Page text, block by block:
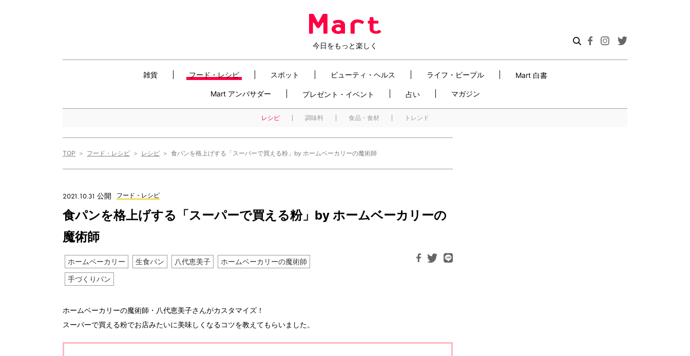
今日をもっと楽しく
雑貨 フード・レシピ スポット ビューティ・ヘルス ライフ・ピープル Mart 白書
Mart アンバサダー プレゼント・イベント 占い マガジン
レシピ 調味料 食品・食材 トレンド
TOP フード・レシピ レシピ 食パンを格上げする「スーパーで買える粉」by ホームベーカリーの魔術師
2021.10.31 公開 フード・レシピ
食パンを格上げする「スーパーで買える粉」by ホームベーカリーの
魔術師
ホームベーカリー 生食パン 八代恵美子
ホームベーカリーの魔術師
手づくりパン
ホームベーカリーの魔術師・八代恵美子さんがカスタマイズ！
スーパーで買える粉でお店みたいに美味しくなるコツを教えてもらいました。